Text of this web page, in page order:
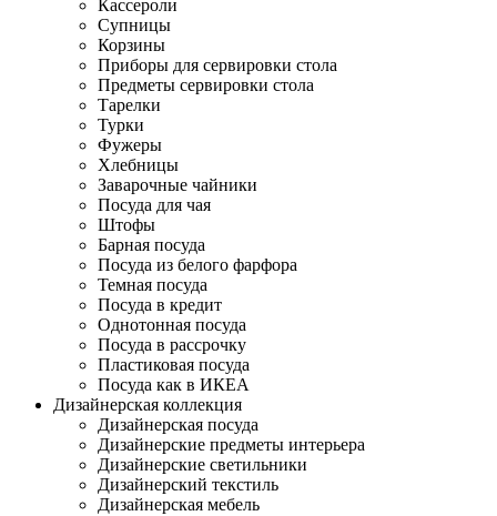
Кассероли
Супницы
Корзины
Приборы для сервировки стола
Предметы сервировки стола
Тарелки
Турки
Фужеры
Хлебницы
Заварочные чайники
Посуда для чая
Штофы
Барная посуда
Посуда из белого фарфора
Темная посуда
Посуда в кредит
Однотонная посуда
Посуда в рассрочку
Пластиковая посуда
Посуда как в ИКЕА
Дизайнерская коллекция
Дизайнерская посуда
Дизайнерские предметы интерьера
Дизайнерские светильники
Дизайнерский текстиль
Дизайнерская мебель